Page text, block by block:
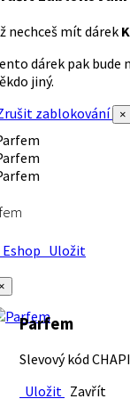
nechceš mít dárek
dárek pak bude
jiný.
zablokování
×
Uložit
Parfem
Slevový kód
Uložit Zavřít